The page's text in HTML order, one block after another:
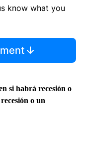
know what you
si habrá recesión o
o un